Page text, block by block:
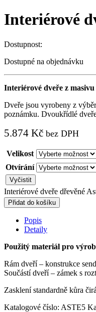
Interiérové
Dostupnost:
Dostupné na objednávku
Interiérové dveře z masivu
Dveře jsou vyrobeny z
poznámku. Dvoukřídlé
5.874 Kč bez DPH
Velikost
Otvírání
Vyčistit
Interiérové dveře dřevěné
Přidat do košíku
Popis
Detaily
Použitý materiál pro
Rám dveří – konstrukce
Součástí dveří – zámek s
Zasklení standardně kůra
Katalogové číslo: ASTE5